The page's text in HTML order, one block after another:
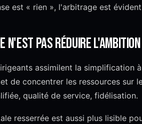
est « rien », l'arbitrage est
n'est pas réduire l'ambition
assimilent la simplification
de concentrer les ressources sur
qualité de service, fidélisation.
resserrée est aussi plus lisible